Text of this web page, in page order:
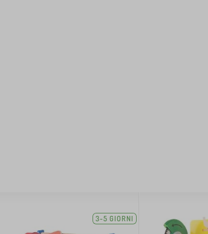
3-5 GIORNI